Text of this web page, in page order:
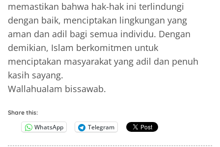
memastikan bahwa hak-hak ini terlindungi
dengan baik, menciptakan lingkungan yang
aman dan adil bagi semua individu. Dengan
demikian, Islam berkomitmen untuk
menciptakan masyarakat yang adil dan penuh
kasih sayang.
Wallahualam bissawab.
Share this:
WhatsApp Telegram